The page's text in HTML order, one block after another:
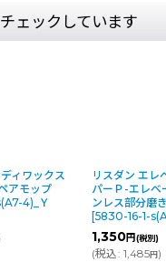
ェックしています
ィワックス
アモップ
4)_Ｙ
リスダン エレ
パーＰ-エレベ
ンレス部分磨
[5830-16-1-
1,350円(税別)
(税込: 1,485円)